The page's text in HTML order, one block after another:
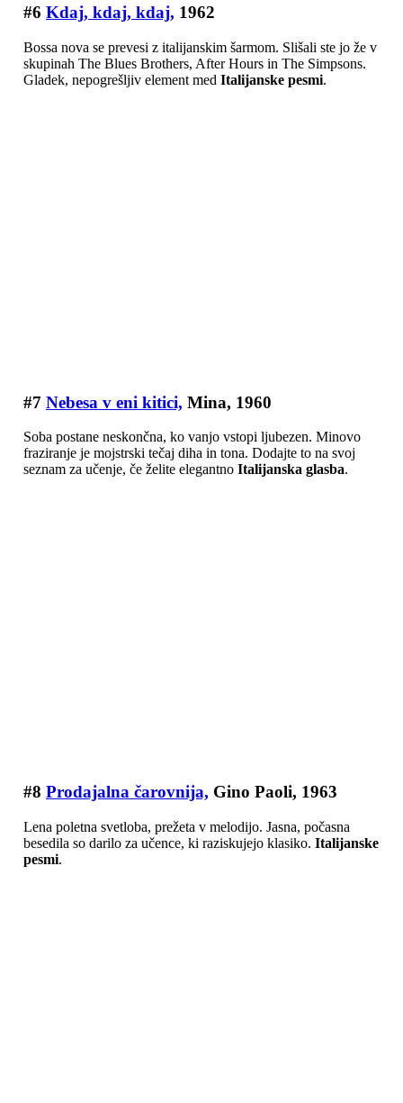
#6 Kdaj, kdaj, kdaj, 1962
Bossa nova se prevesi z italijanskim šarmom. Slišali ste jo že v
skupinah The Blues Brothers, After Hours in The Simpsons.
Gladek, nepogrešljiv element med Italijanske pesmi.
#7 Nebesa v eni kitici, Mina, 1960
Soba postane neskončna, ko vanjo vstopi ljubezen. Minovo
fraziranje je mojstrski tečaj diha in tona. Dodajte to na svoj
seznam za učenje, če želite elegantno Italijanska glasba.
#8 Prodajalna čarovnija, Gino Paoli, 1963
Lena poletna svetloba, prežeta v melodijo. Jasna, počasna
besedila so darilo za učence, ki raziskujejo klasiko. Italijanske
pesmi.